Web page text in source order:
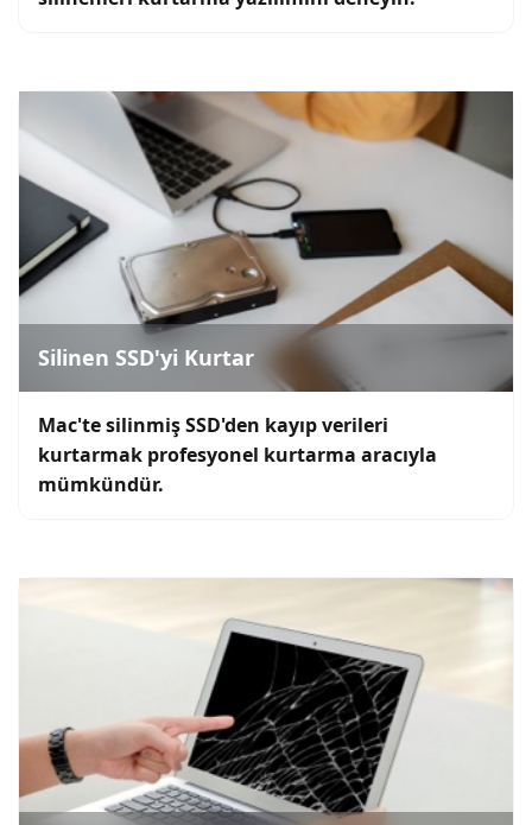
Silinen SSD'yi Kurtar
Mac'te silinmiş SSD'den kayıp verileri
kurtarmak profesyonel kurtarma aracıyla
mümkündür.